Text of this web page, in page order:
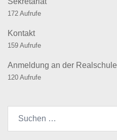
172 Aufrufe
Kontakt
159 Aufrufe
Anmeldung an der Realschule
120 Aufrufe